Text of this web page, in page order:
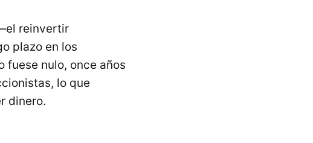
reinvertir
plazo en los
fuese nulo, once años
lo que
dinero.